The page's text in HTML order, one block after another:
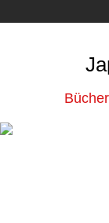
Bücher